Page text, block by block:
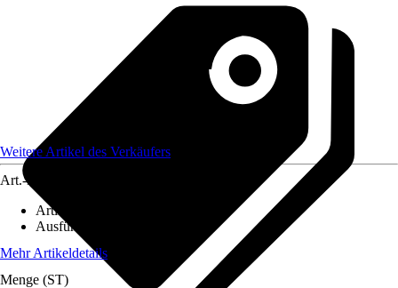
Weitere Artikel des Verkäufers
Art.-Nr.
Artikeltyp
Ausführung
Mehr Artikeldetails
Menge (ST)